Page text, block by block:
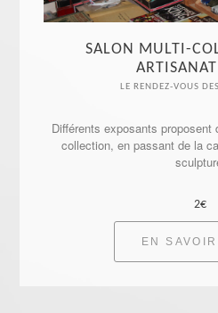
SALON MULTI-
LE RENDEZ-VOUS
Différents exposants
collection, en passant de la
2€
EN